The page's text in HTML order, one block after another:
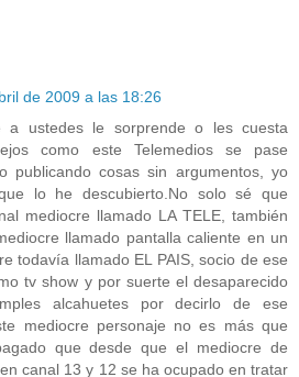
de 2009 a las 18:26
a ustedes le sorprende o les cuesta
como este Telemedios se pase
publicando cosas sin argumentos, yo
lo he descubierto.No solo sé que
mediocre llamado LA TELE, también
llamado pantalla caliente en un
todavía llamado EL PAIS, socio de ese
tv show y por suerte el desaparecido
alcahuetes por decirlo de ese
mediocre personaje no es más que
que desde que el mediocre de
canal 13 y 12 se ha ocupado en tratar